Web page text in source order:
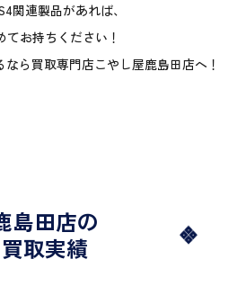
関連製品があれば、
てお持ちください！
ら買取専門店こやし屋鹿島田店へ！
島田店の
買取実績